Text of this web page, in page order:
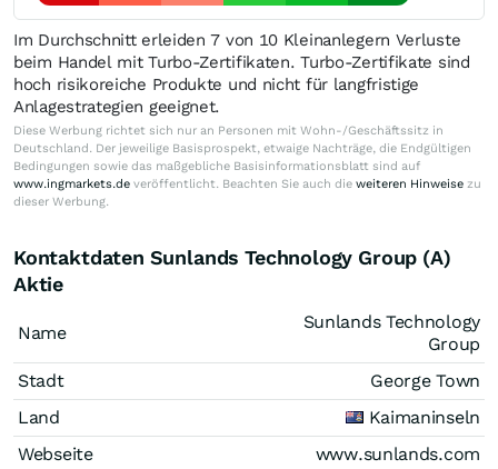
Im Durchschnitt erleiden 7 von 10 Kleinanlegern Verluste
beim Handel mit Turbo-Zertifikaten. Turbo-Zertifikate sind
hoch risikoreiche Produkte und nicht für langfristige
Anlagestrategien geeignet.
Diese Werbung richtet sich nur an Personen mit Wohn-/Geschäftssitz in
Deutschland. Der jeweilige Basisprospekt, etwaige Nachträge, die Endgültigen
Bedingungen sowie das maßgebliche Basisinformationsblatt sind auf
www.ingmarkets.de veröffentlicht. Beachten Sie auch die weiteren Hinweise zu
dieser Werbung.
Kontaktdaten Sunlands Technology Group (A)
Aktie
Name
Sunlands Technology
Group
Stadt
George Town
Land
Kaimaninseln
Webseite
www.sunlands.com